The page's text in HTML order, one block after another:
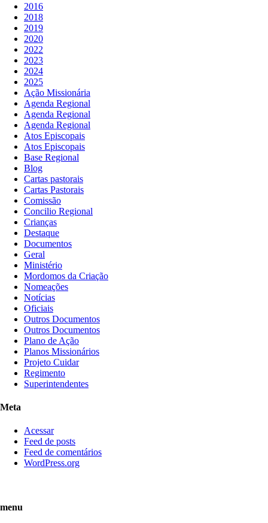
2016
2018
2019
2020
2022
2023
2024
2025
Ação Missionária
Agenda Regional
Agenda Regional
Agenda Regional
Atos Episcopais
Atos Episcopais
Base Regional
Blog
Cartas pastorais
Cartas Pastorais
Comissão
Concilio Regional
Crianças
Destaque
Documentos
Geral
Ministério
Mordomos da Criação
Nomeações
Notícias
Oficiais
Outros Documentos
Outros Documentos
Plano de Ação
Planos Missionários
Projeto Cuidar
Regimento
Superintendentes
Meta
Acessar
Feed de posts
Feed de comentários
WordPress.org
menu